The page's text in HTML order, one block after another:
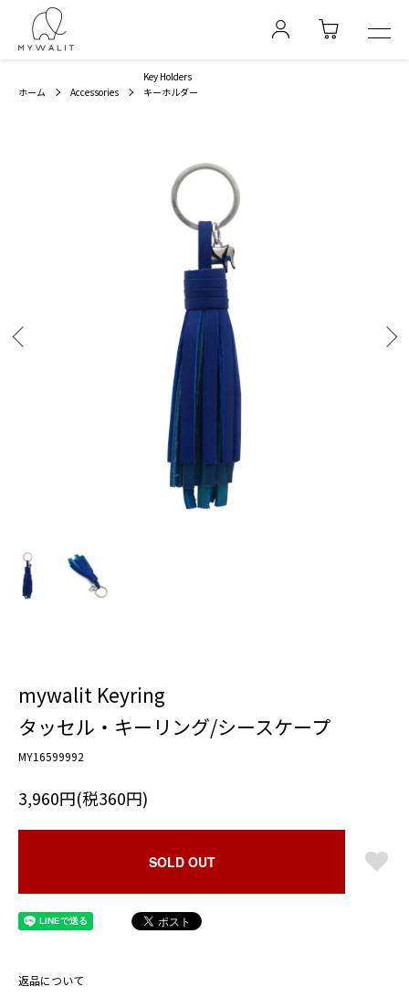
ホーム Accessories
Key Holders
キーホルダー
mywalit Keyring
タッセル・キーリング/シースケープ
MY16599992
3,960円(税360円)
SOLD OUT
返品について